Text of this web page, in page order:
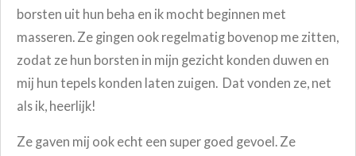
borsten uit hun beha en ik mocht beginnen met
masseren. Ze gingen ook regelmatig bovenop me zitten,
zodat ze hun borsten in mijn gezicht konden duwen en
mij hun tepels konden laten zuigen. Dat vonden ze, net
als ik, heerlijk!
Ze gaven mij ook echt een super goed gevoel. Ze